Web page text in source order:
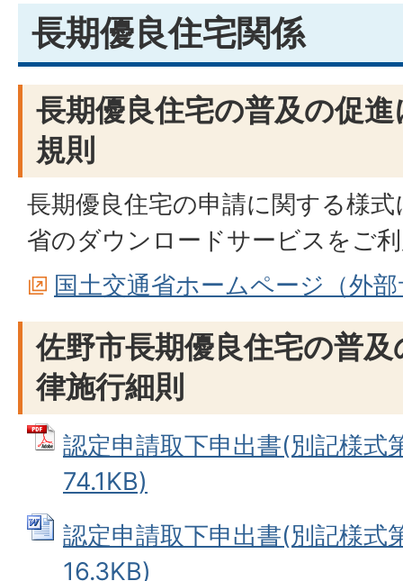
長期優良住宅関係
長期優良住宅の普及の促
規則
長期優良住宅の申請に関する様
省のダウンロードサービスをご
国土交通省ホームページ（外
佐野市長期優良住宅の普
律施行細則
認定申請取下申出書(別記様式
74.1KB)
認定申請取下申出書(別記様
16.3KB)